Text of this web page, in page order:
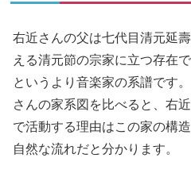
右近さんの父は七代目清元延
える清元節の宗家に立つ存在
というより音楽家の系譜です
さんの家系図を比べると、右
で活動する理由はこの家の構
自然な流れだと分かります。